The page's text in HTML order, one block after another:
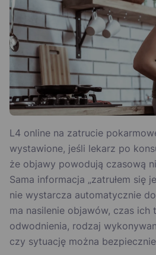
L4 online na zatrucie
wystawione, jeśli lekarz po
że objawy powodują czasową
Sama informacja „zatrułem się
nie wystarcza automatycznie
ma nasilenie objawów, czas ich
odwodnienia, rodzaj
czy sytuację można